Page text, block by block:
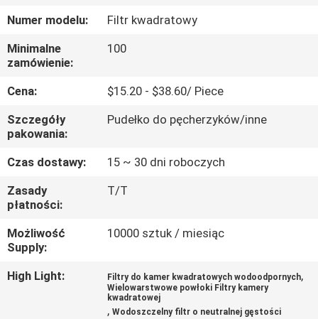
KONTROLA
JAKOŚCI
SKONTAKTUJ
SIĘ
Z
NAMI
POPROSIĆ
O
WYCENĘ
Numer modelu:
Filtr kwadratowy
Minimalne
zamówienie:
100
Cena:
$15.20 - $38.60/ Piece
Szczegóły
pakowania:
Pudełko do pęcherzyków/inne
Czas dostawy:
15 ~ 30 dni roboczych
Zasady
płatności:
T/T
Możliwość
Supply:
10000 sztuk / miesiąc
High Light: Filtry do kamer kwadratowych wodoodpornych,
Wielowarstwowe powłoki Filtry kamery
kwadratowej
,Wodoszczelny filtr o neutralnej gęstości